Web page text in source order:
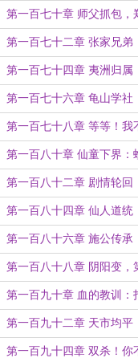
鬼神惊！
第一百七十章 师父抓包，
第一百七十二章 张家兄弟
第一支燧发枪的发明者！
第一百七十四章 夷洲归属
法，耍光棍！
第一百七十六章 龟山学社
浒！
第一百七十八章 等等！我
大，我特么是...
第一百八十章 仙童下界：
黄雀在后
第一百八十二章 剧情轮回
火烧战船，宋江两败高太尉
第一百八十四章 仙人道统
蛋（求订求票）
第一百八十六章 施公传承
·九天击九地！
第一百八十八章 阴阳变，
天玄女！
第一百九十章 血的教训：
反受其害！
第一百九十二章 天市均平
城
第一百九十四章 双杀！你